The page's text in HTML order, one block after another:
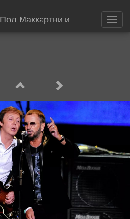
Пол Маккартни и Ринго Старр выпустили мини-альбом